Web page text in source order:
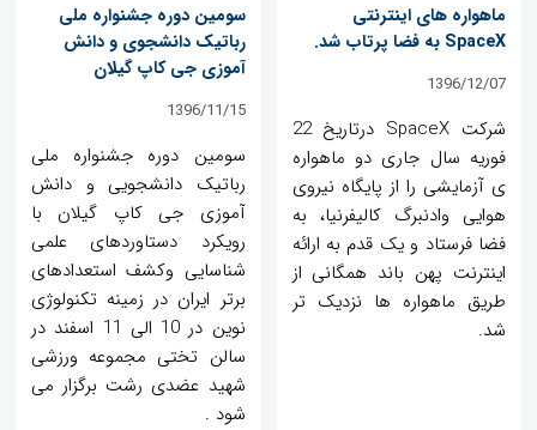
ماهواره های اینترنتی
SpaceX به فضا پرتاب شد.
1396/12/07
شرکت SpaceX درتاریخ 22
فوریه سال جاری دو ماهواره
ی آزمایشی را از پایگاه نیروی
هوایی وادنبرگ کالیفرنیا، به
فضا فرستاد و یک قدم به ارائه
اینترنت پهن باند همگانی از
طریق ماهواره ها نزدیک تر
شد.
سومین دوره جشنواره ملی
رباتیک دانشجوی و دانش
آموزی جی کاپ گیلان
1396/11/15
سومین دوره جشنواره ملی
رباتیک دانشجویی و دانش
آموزی جی کاپ گیلان با
رویکرد دستاوردهای علمی
شناسایی وکشف استعدادهای
برتر ایران در زمینه تکنولوژی
نوین در 10 الی 11 اسفند در
سالن تختی مجموعه ورزشی
شهید عضدی رشت برگزار می
شود .